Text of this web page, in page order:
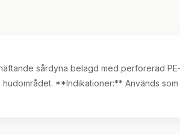
sårdyna belagd med perforerad
**Indikationer:** Används